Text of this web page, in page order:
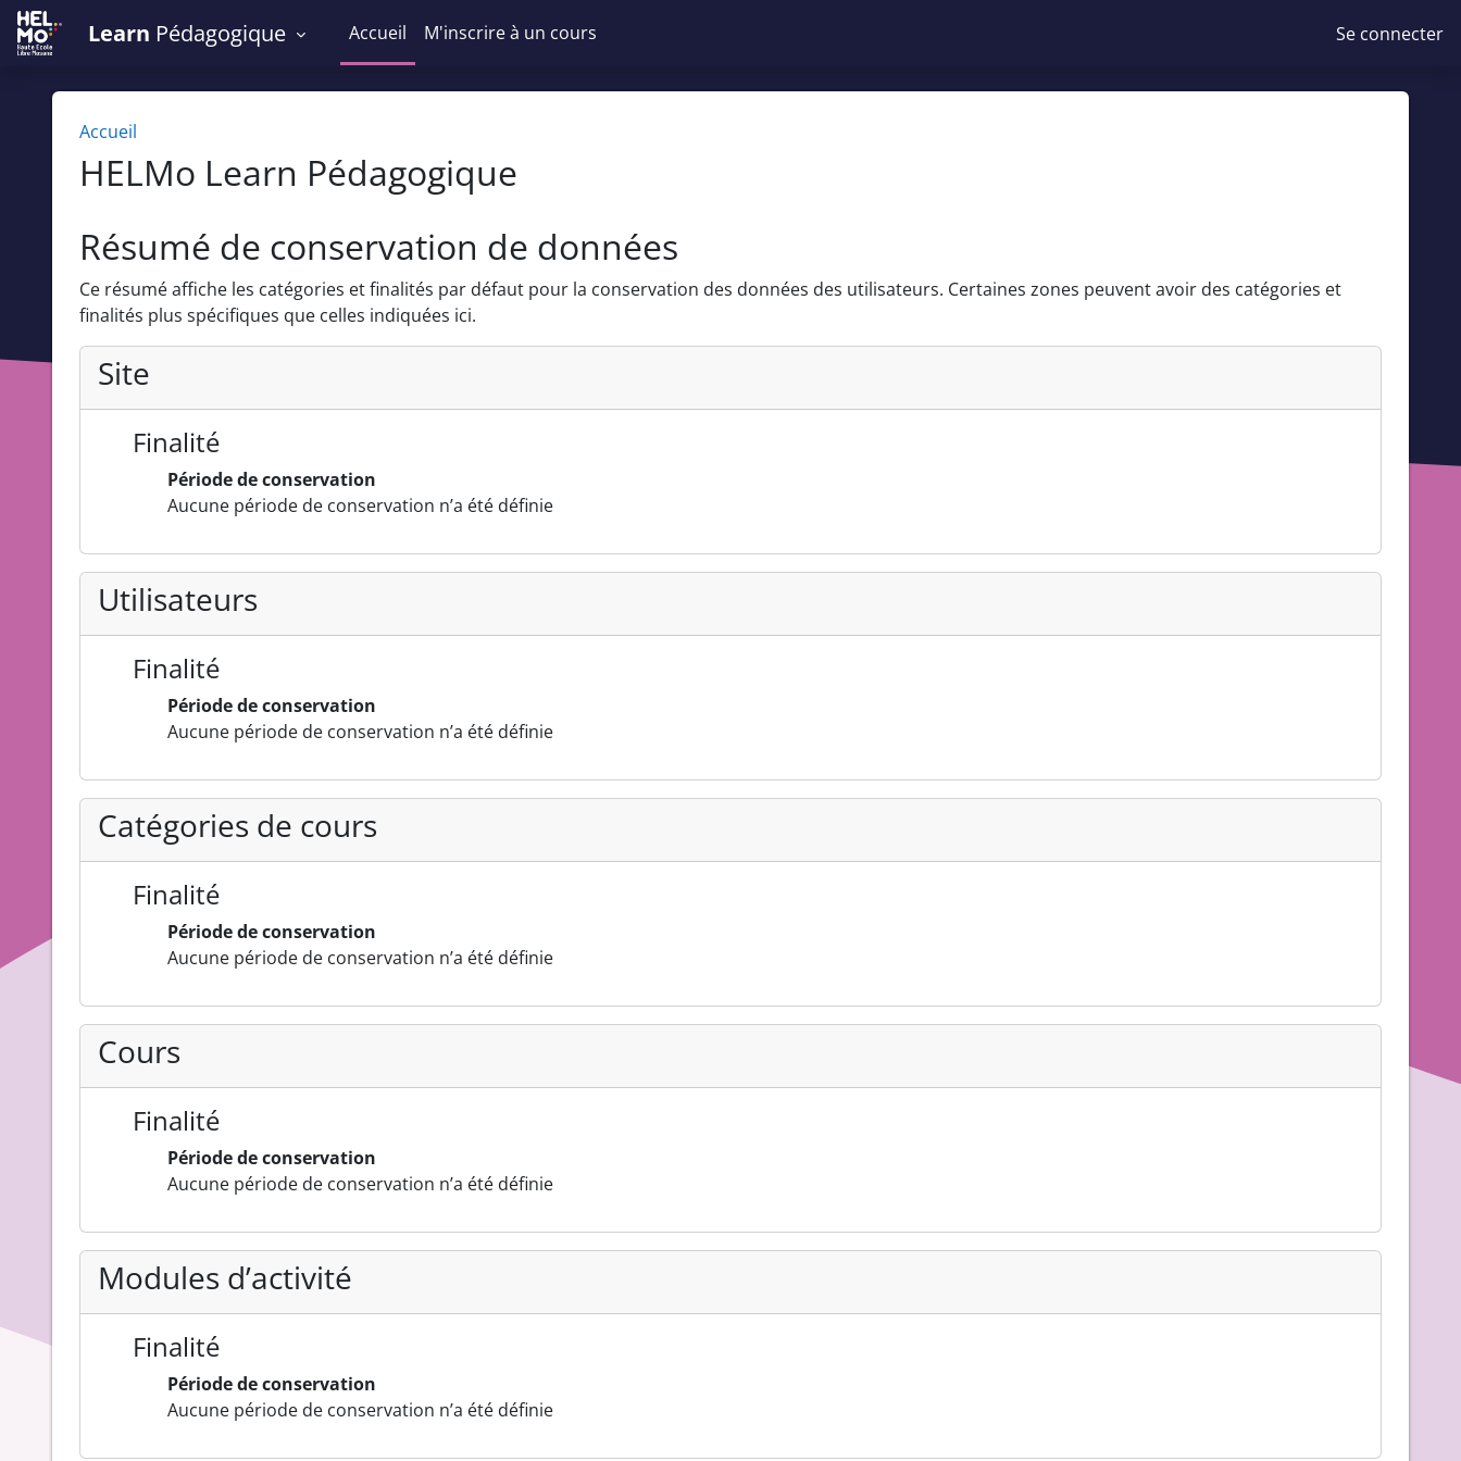
Passer au contenu principal
Learn Pédagogique Accueil M'inscrire à un cours Se connecter
Accueil
HELMo Learn Pédagogique
Résumé de conservation de données
Ce résumé affiche les catégories et finalités par défaut pour la conservation des données des utilisateurs. Certaines zones peuvent avoir des catégories et
finalités plus spécifiques que celles indiquées ici.
Site
Finalité
Période de conservation
Aucune période de conservation n’a été définie
Utilisateurs
Finalité
Période de conservation
Aucune période de conservation n’a été définie
Catégories de cours
Finalité
Période de conservation
Aucune période de conservation n’a été définie
Cours
Finalité
Période de conservation
Aucune période de conservation n’a été définie
Modules d’activité
Finalité
Période de conservation
Aucune période de conservation n’a été définie